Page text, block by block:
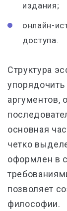
издания;
онлайн-
доступа.
Структура
аргументов,
основная
четко
оформлен в
позволяет
философии.